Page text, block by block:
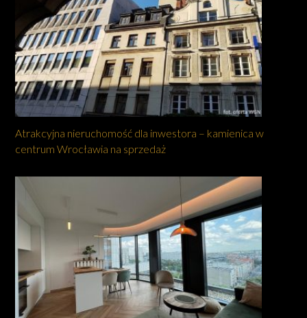
Atrakcyjna nieruchomość dla inwestora – kamienica w
centrum Wrocławia na sprzedaż